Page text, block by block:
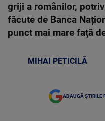
griji a românilor,
făcute de Banca
punct mai mare față
MIHAI PETICILĂ
ADAUGĂ ȘTIRILE